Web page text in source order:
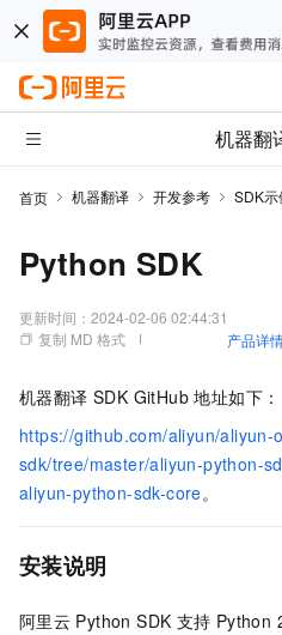
机器翻
首页 机器翻译 开发参考 SDK示
Python SDK
更新时间： 2024-02-06 02:44:31
复制 MD 格式
产品详
机器翻译 SDK GitHub 地址如下：
https://github.com/aliyun/aliyun-
sdk/tree/master/aliyun-python-
aliyun-python-sdk-core。
安装说明
阿里云 Python SDK 支持 Python